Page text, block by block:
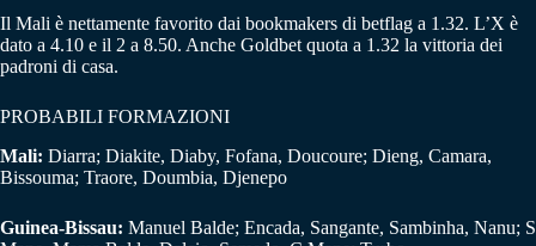
Il Mali è nettamente favorito dai bookmakers di betflag a 1.32. L’X è
dato a 4.10 e il 2 a 8.50. Anche Goldbet quota a 1.32 la vittoria dei
padroni di casa.
PROBABILI FORMAZIONI
Mali: Diarra; Diakite, Diaby, Fofana, Doucoure; Dieng, Camara,
Bissouma; Traore, Doumbia, Djenepo
Guinea-Bissau: Manuel Balde; Encada, Sangante, Sambinha, Nanu; S